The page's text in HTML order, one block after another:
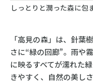
しっとりと潤った森に包
「高見の森」は、針葉
さに“緑の回廊”。雨や
に映るすべてが濡れた
きやすく、自然の美し